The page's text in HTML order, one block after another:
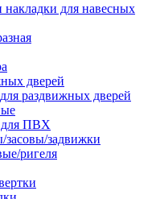
для навесных
дверей
раздвижных дверей
ПВХ
задвижки
ригеля